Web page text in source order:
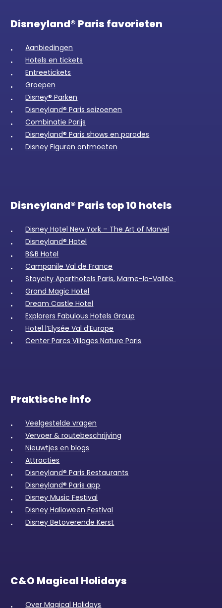
Disneyland® Paris favorieten
Aanbiedingen
Hotels en tickets
Entreetickets
Groepen
Disney® Parken
Disneyland® Paris seizoenen
Combinatie Parijs
Disneyland® Paris shows en parades
Disney Figuren ontmoeten
Disneyland® Paris top 10 hotels
Disney Hotel New York – The Art of Marvel
Disneyland® Hotel
B&B Hotel
Campanile Val de France
Staycity Aparthotels Paris, Marne-la-Vallée
Grand Magic Hotel
Dream Castle Hotel
Explorers Fabulous Hotels Group
Hotel l’Elysée Val d’Europe
Center Parcs Villages Nature Paris
Praktische info
Veelgestelde vragen
Vervoer & routebeschrijving
Nieuwtjes en blogs
Attracties
Disneyland® Paris Restaurants
Disneyland® Paris app
Disney Music Festival
Disney Halloween Festival
Disney Betoverende Kerst
C&O Magical Holidays
Over Magical Holidays